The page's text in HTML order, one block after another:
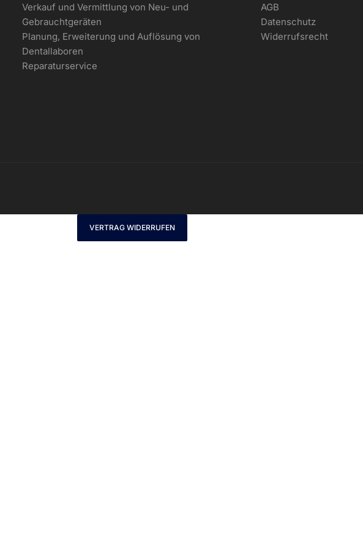
Verkauf und Vermittlung von Neu- und
Gebrauchtgeräten
Planung, Erweiterung und Auflösung von
Dentallaboren
Reparaturservice
AGB
Datenschutz
Widerrufsrecht
VERTRAG WIDERRUFEN